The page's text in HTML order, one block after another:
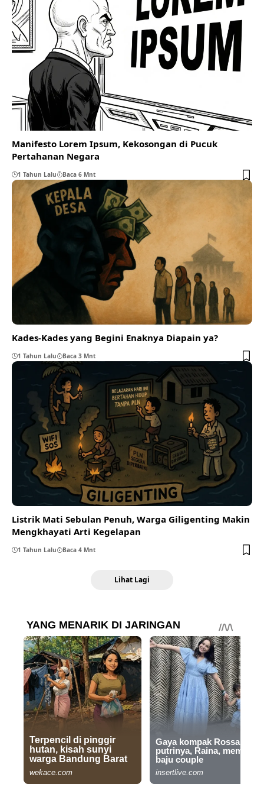
Manifesto Lorem Ipsum, Kekosongan di Pucuk
Pertahanan Negara
1 Tahun Lalu Baca 6 Mnt
Kades-Kades yang Begini Enaknya Diapain ya?
1 Tahun Lalu Baca 3 Mnt
Listrik Mati Sebulan Penuh, Warga Giligenting Makin
Mengkhayati Arti Kegelapan
1 Tahun Lalu Baca 4 Mnt
Lihat Lagi